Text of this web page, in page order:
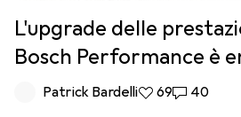
L'upgrade delle
Bosch Performance è
Patrick Bardelli69 like
6940 40